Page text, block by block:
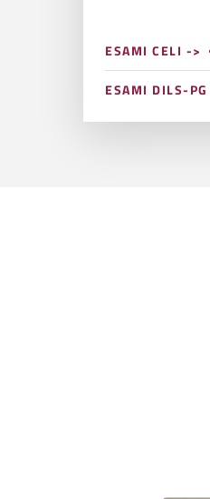
ESAMI CELI ->
ESAMI DILS-